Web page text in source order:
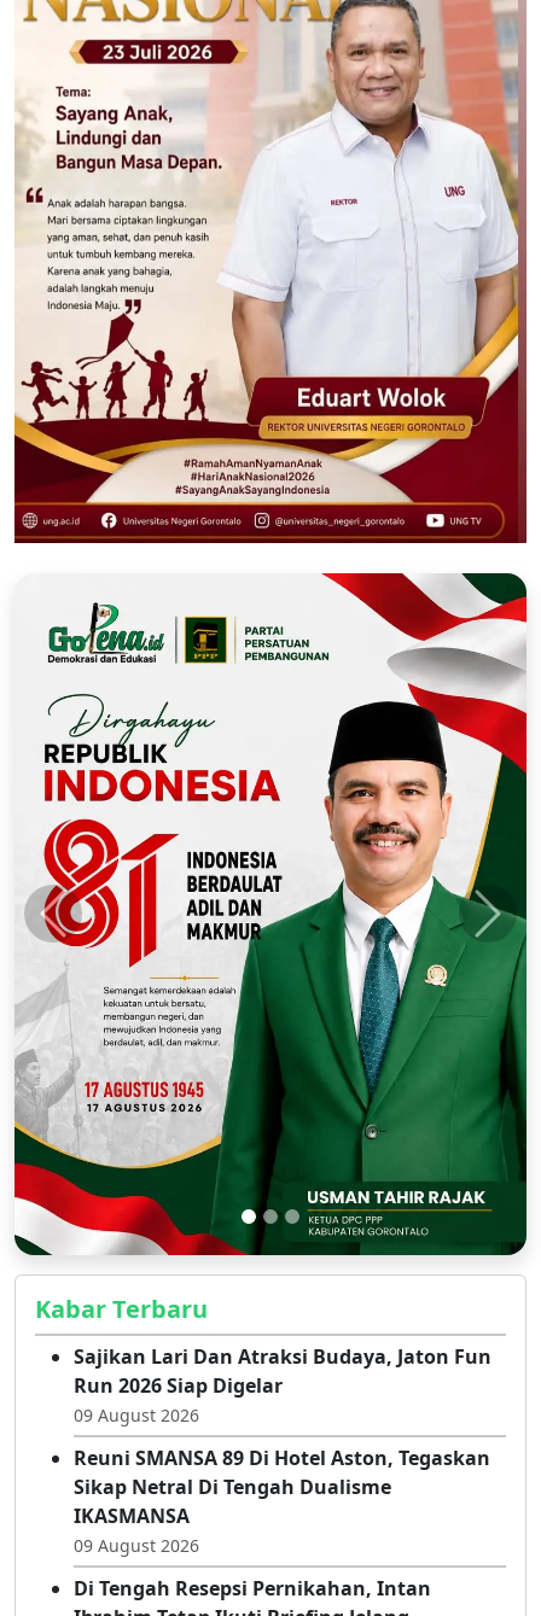
Kabar Terbaru
Sajikan Lari Dan Atraksi Budaya, Jaton Fun
Run 2026 Siap Digelar
09 August 2026
Reuni SMANSA 89 Di Hotel Aston, Tegaskan
Sikap Netral Di Tengah Dualisme
IKASMANSA